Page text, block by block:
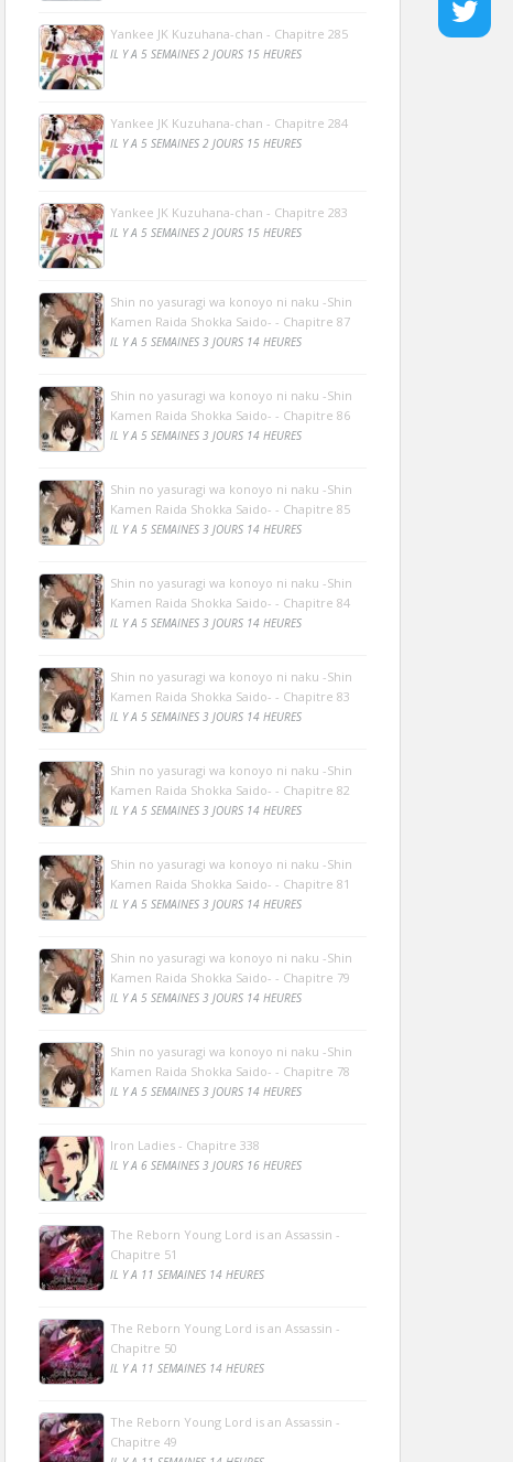
Yankee JK Kuzuhana-chan - Chapitre 285
IL Y A 5 SEMAINES 2 JOURS 15 HEURES
Yankee JK Kuzuhana-chan - Chapitre 284
IL Y A 5 SEMAINES 2 JOURS 15 HEURES
Yankee JK Kuzuhana-chan - Chapitre 283
IL Y A 5 SEMAINES 2 JOURS 15 HEURES
Shin no yasuragi wa konoyo ni naku -Shin
Kamen Raida Shokka Saido- - Chapitre 87
IL Y A 5 SEMAINES 3 JOURS 14 HEURES
Shin no yasuragi wa konoyo ni naku -Shin
Kamen Raida Shokka Saido- - Chapitre 86
IL Y A 5 SEMAINES 3 JOURS 14 HEURES
Shin no yasuragi wa konoyo ni naku -Shin
Kamen Raida Shokka Saido- - Chapitre 85
IL Y A 5 SEMAINES 3 JOURS 14 HEURES
Shin no yasuragi wa konoyo ni naku -Shin
Kamen Raida Shokka Saido- - Chapitre 84
IL Y A 5 SEMAINES 3 JOURS 14 HEURES
Shin no yasuragi wa konoyo ni naku -Shin
Kamen Raida Shokka Saido- - Chapitre 83
IL Y A 5 SEMAINES 3 JOURS 14 HEURES
Shin no yasuragi wa konoyo ni naku -Shin
Kamen Raida Shokka Saido- - Chapitre 82
IL Y A 5 SEMAINES 3 JOURS 14 HEURES
Shin no yasuragi wa konoyo ni naku -Shin
Kamen Raida Shokka Saido- - Chapitre 81
IL Y A 5 SEMAINES 3 JOURS 14 HEURES
Shin no yasuragi wa konoyo ni naku -Shin
Kamen Raida Shokka Saido- - Chapitre 79
IL Y A 5 SEMAINES 3 JOURS 14 HEURES
Shin no yasuragi wa konoyo ni naku -Shin
Kamen Raida Shokka Saido- - Chapitre 78
IL Y A 5 SEMAINES 3 JOURS 14 HEURES
Iron Ladies - Chapitre 338
IL Y A 6 SEMAINES 3 JOURS 16 HEURES
The Reborn Young Lord is an Assassin -
Chapitre 51
IL Y A 11 SEMAINES 14 HEURES
The Reborn Young Lord is an Assassin -
Chapitre 50
IL Y A 11 SEMAINES 14 HEURES
The Reborn Young Lord is an Assassin -
Chapitre 49